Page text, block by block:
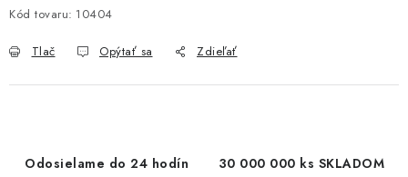
Kód tovaru: 10404
Tlač Opýtať sa Zdieľať
Odosielame do 24 hodín 30 000 000 ks SKLADOM